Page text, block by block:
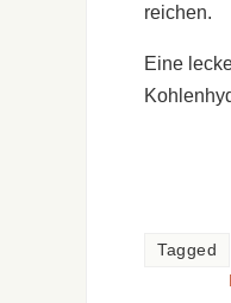
reichen.
Eine
Tagged